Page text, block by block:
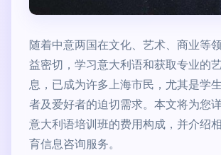
随着中意两国在文化、艺术、商业等
益密切，学习意大利语和获取专业的
息，已成为许多上海市民，尤其是学
者及爱好者的迫切需求。本文将为您
意大利语培训班的费用构成，并介绍
育信息咨询服务。